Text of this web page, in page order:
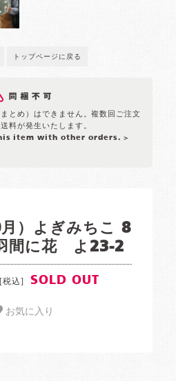
トップページに戻る
とめ）はできません。複数回ご注文
料が発生いたします。
item with other orders. >
月）よぎみちこ 8
間に花 よ23-2
[税込] SOLD OUT
お気に入り